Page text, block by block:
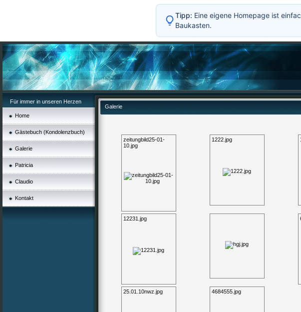
Für immer in unseren Herzen
Home
Gästebuch (Kondolenzbuch)
Galerie
Patricia
Claudio
Kontakt
Galerie
zeitungbild25-01-
10.jpg
1222.jpg
12231.jpg
25.01.10nwz.jpg 4684555.jpg
Tipp: Eine eigene Homepage ist
Baukasten.